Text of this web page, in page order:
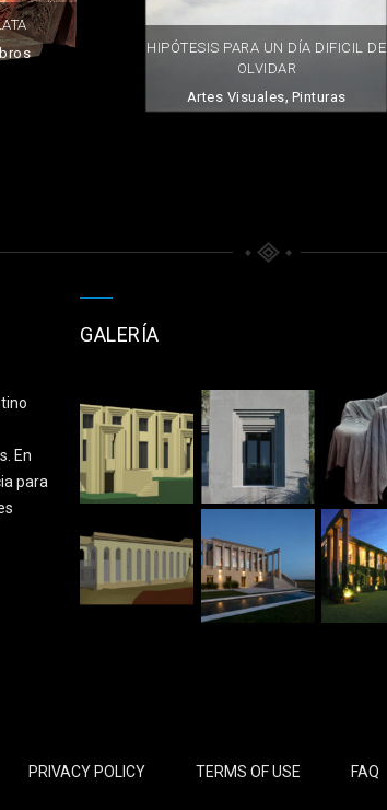
HIPÓTESIS PARA UN DÍA DIFICIL DE
OLVIDAR
Artes Visuales, Pinturas
En
para
GALERÍA
PRIVACY POLICY TERMS OF USE FAQ